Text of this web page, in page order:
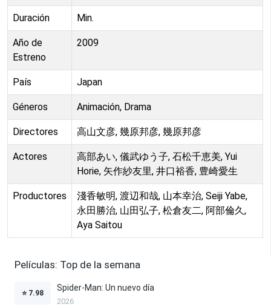
Duración Min.
Año de
Estreno
2009
País Japan
Géneros Animación, Drama
Directores 高山文彦, 幾原邦彦, 幾原邦彦
Actores
高部あい, 儀武ゆう子, 石松千恵美, Yui
Horie, 矢作紗友里, 井口裕香, 豊崎愛生
Productores
淺香敏明, 渡辺和哉, 山本幸治, Seiji Yabe,
永田勝治, 山田弘子, 松倉友二, 阿部倫久,
Aya Saitou
Películas: Top de la semana
⭐ 7.98
Spider-Man: Un nuevo día
2026